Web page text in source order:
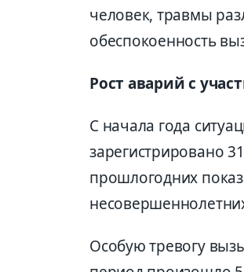
человек, травмы
обеспокоенность
Рост аварий с
С начала года
зарегистрировано
прошлогодних
Особую тревогу